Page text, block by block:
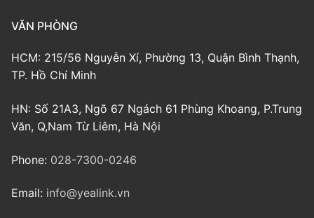
VĂN PHÒNG
HCM: 215/56 Nguyễn Xí, Phường 13, Quận Bình Thạnh,
TP. Hồ Chí Minh
HN: Số 21A3, Ngõ 67 Ngách 61 Phùng Khoang, P.Trung
Văn, Q,Nam Từ Liêm, Hà Nội
Phone: 028-7300-0246
Email: info@yealink.vn